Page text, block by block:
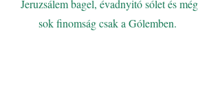
Jeruzsálem bagel, évadnyitó sólet és még
sok finomság csak a Gólemben.